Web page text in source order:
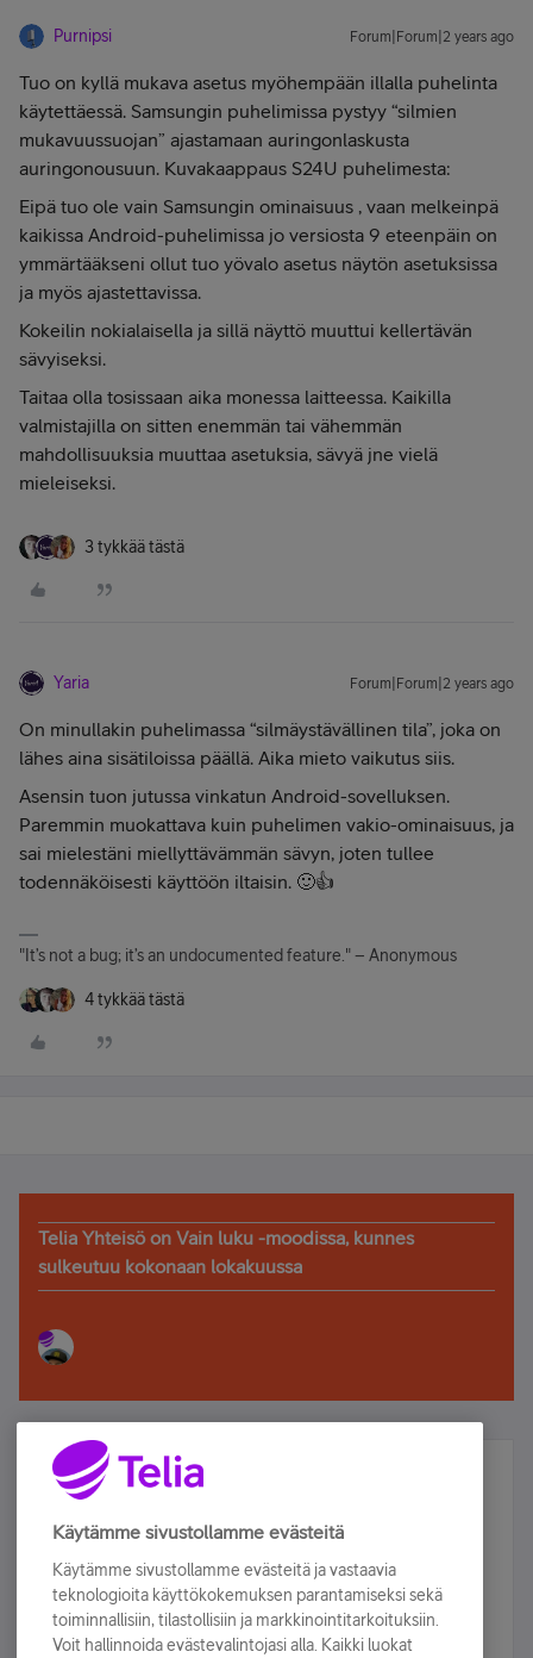
Purnipsi Forum|Forum|2 years ago
Tuo on kyllä mukava asetus myöhempään illalla puhelinta
käytettäessä. Samsungin puhelimissa pystyy “silmien
mukavuussuojan” ajastamaan auringonlaskusta
auringonousuun. Kuvakaappaus S24U puhelimesta:
Eipä tuo ole vain Samsungin ominaisuus , vaan melkeinpä
kaikissa Android-puhelimissa jo versiosta 9 eteenpäin on
ymmärtääkseni ollut tuo yövalo asetus näytön asetuksissa
ja myös ajastettavissa.
Kokeilin nokialaisella ja sillä näyttö muuttui kellertävän
sävyiseksi.
Taitaa olla tosissaan aika monessa laitteessa. Kaikilla
valmistajilla on sitten enemmän tai vähemmän
mahdollisuuksia muuttaa asetuksia, sävyä jne vielä
mieleiseksi.
3 tykkää tästä
Yaria Forum|Forum|2 years ago
On minullakin puhelimassa “silmäystävällinen tila”, joka on
lähes aina sisätiloissa päällä. Aika mieto vaikutus siis.
Asensin tuon jutussa vinkatun Android-sovelluksen.
Paremmin muokattava kuin puhelimen vakio-ominaisuus, ja
sai mielestäni miellyttävämmän sävyn, joten tullee
todennäköisesti käyttöön iltaisin. 🙂👍
"It’s not a bug; it’s an undocumented feature." – Anonymous
4 tykkää tästä
Telia Yhteisö on Vain luku -moodissa, kunnes
sulkeutuu kokonaan lokakuussa
Älä jää paitsi – osallistu ja voita!
Tilaa Telian uutiskirje ja olet mukana arvonnassa.
sähköpostiisi.
Tilaa nyt
Käytämme sivustollamme evästeitä
Käytämme sivustollamme evästeitä ja vastaavia
teknologioita käyttökokemuksen parantamiseksi sekä
toiminnallisiin, tilastollisiin ja markkinointitarkoituksiin.
Voit hallinnoida evästevalintojasi alla. Kaikki luokat